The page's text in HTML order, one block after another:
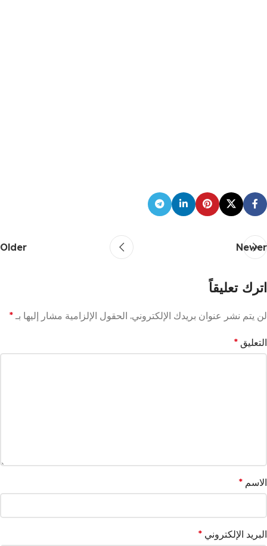
Newer
Older
اترك تعليقاً
لن يتم نشر عنوان بريدك الإلكتروني. الحقول الإلزامية مشار إليها بـ *
التعليق *
الاسم *
البريد الإلكتروني *